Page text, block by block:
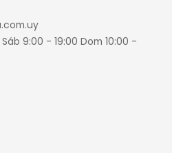
9:00 - 19:00 Dom 10:00 -